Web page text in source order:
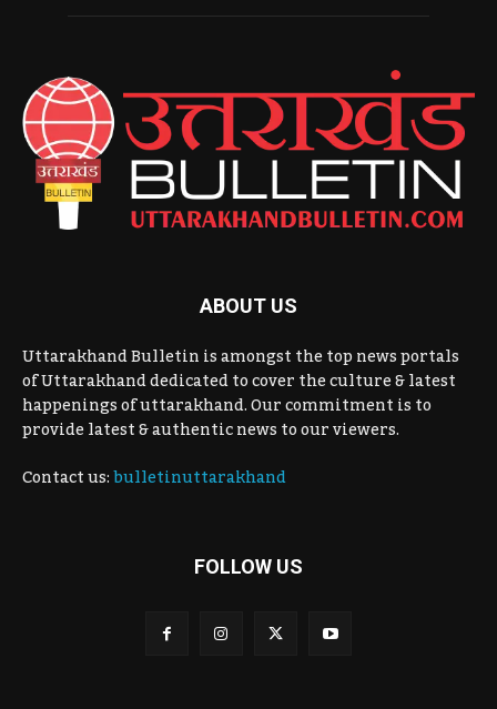
ABOUT US
Uttarakhand Bulletin is amongst the top news portals
of Uttarakhand dedicated to cover the culture & latest
happenings of uttarakhand. Our commitment is to
provide latest & authentic news to our viewers.
Contact us:bulletinuttarakhand
FOLLOW US